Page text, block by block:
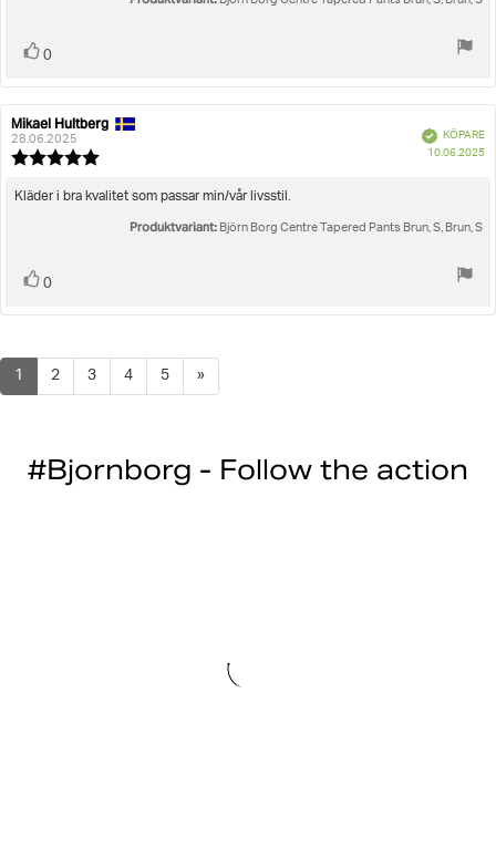
Rösta
0
Recensionsförfattare:
Mikael Hultberg
28.06.2025
utav
stjärnor
BekräftadKÖPARE
10.06.2025
Recensionstext:
Kläder i bra kvalitet som passar min/vår livsstil.
Produktvariant: Björn Borg Centre Tapered Pants Brun, S, Brun, S
Rösta
0
1 2 3 4 5 »
#Bjornborg - Follow the action